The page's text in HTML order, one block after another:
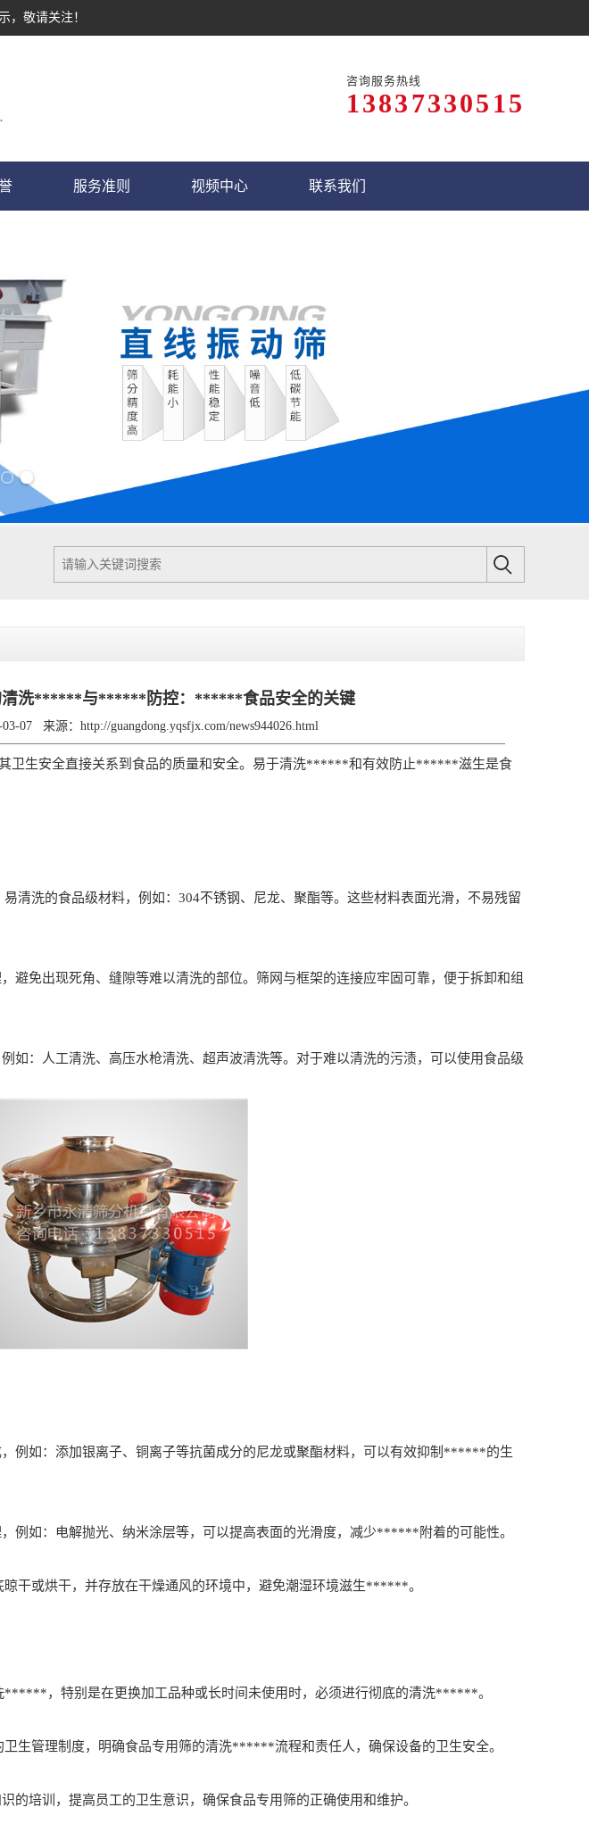
，敬请关注！
咨询服务热线
13837330515
服务准则 视频中心 联系我们
清洗******与******防控：******食品安全的关键
03-07 来源： http://guangdong.yqsfjx.com/news944026.html
生安全直接关系到食品的质量和安全。易于清洗******和有效防止******滋生是食
洗的食品级材料，例如：304不锈钢、尼龙、聚酯等。这些材料表面光滑，不易残留
免出现死角、缝隙等难以清洗的部位。筛网与框架的连接应牢固可靠，便于拆卸和组
：人工清洗、高压水枪清洗、超声波清洗等。对于难以清洗的污渍，可以使用食品级
如：添加银离子、铜离子等抗菌成分的尼龙或聚酯材料，可以有效抑制******的生
如：电解抛光、纳米涂层等，可以提高表面的光滑度，减少******附着的可能性。
或烘干，并存放在干燥通风的环境中，避免潮湿环境滋生******。
，特别是在更换加工品种或长时间未使用时，必须进行彻底的清洗******。
管理制度，明确食品专用筛的清洗******流程和责任人，确保设备的卫生安全。
培训，提高员工的卫生意识，确保食品专用筛的正确使用和维护。